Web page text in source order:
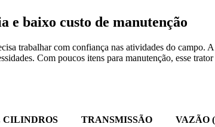
e baixo custo de manutenção
trabalhar com confiança nas atividades do campo.
Com poucos itens para manutenção, esse
CILINDROS TRANSMISSÃO VAZÃO